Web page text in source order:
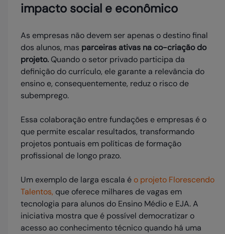
impacto social e econômico
As empresas não devem ser apenas o destino final
dos alunos, mas parceiras ativas na co-criação do
projeto.Quando o setor privado participa da
definição do currículo, ele garante a relevância do
ensino e, consequentemente, reduz o risco de
subemprego.
Essa colaboração entre fundações e empresas é o
que permite escalar resultados, transformando
projetos pontuais em políticas de formação
profissional de longo prazo.
Um exemplo de larga escala é o projeto Florescendo
Talentos, que oferece milhares de vagas em
tecnologia para alunos do Ensino Médio e EJA. A
iniciativa mostra que é possível democratizar o
acesso ao conhecimento técnico quando há uma